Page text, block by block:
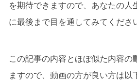
を期待できますので、あなたの人
に最後まで目を通してみてくださ
この記事の内容とほぼ似た内容の
ますので、動画の方が良い方は以